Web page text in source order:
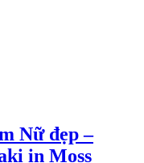
Nữ đẹp –
in Moss